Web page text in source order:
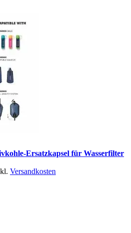
Ersatzkapsel für Wasserfilter
Versandkosten